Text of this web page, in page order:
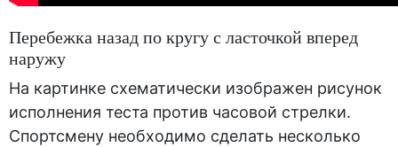
Перебежка назад по кругу с ласточкой вперед
наружу
На картинке схематически изображен рисунок
исполнения теста против часовой стрелки.
Спортсмену необходимо сделать несколько